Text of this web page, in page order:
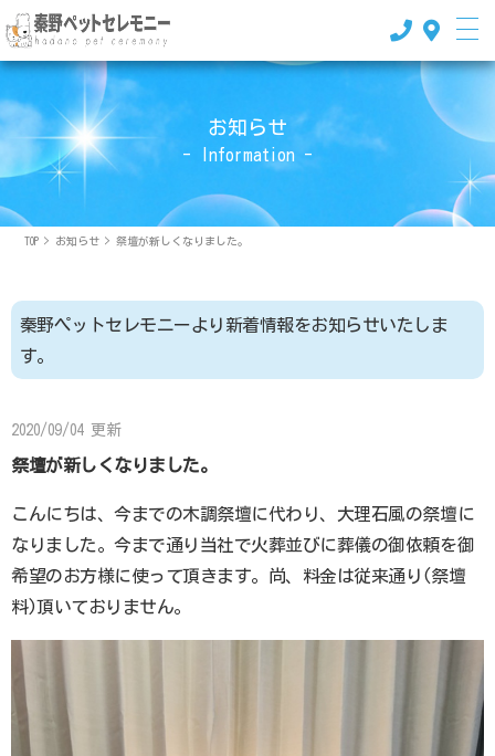
お知らせ
- Information -
TOP > お知らせ > 祭壇が新しくなりました。
秦野ペットセレモニーより新着情報をお知らせいたしま
す。
2020/09/04 更新
祭壇が新しくなりました。
こんにちは、今までの木調祭壇に代わり、大理石風の祭壇に
なりました。今まで通り当社で火葬並びに葬儀の御依頼を御
希望のお方様に使って頂きます。尚、料金は従来通り(祭壇
料)頂いておりません。